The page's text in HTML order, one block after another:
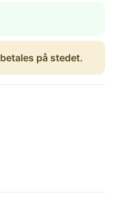
på stedet.